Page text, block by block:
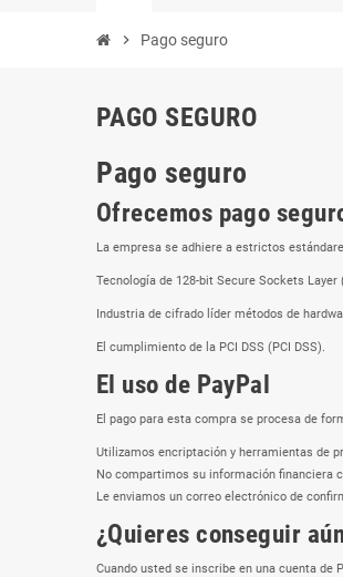
chevron_right Pago seguro
PAGO SEGURO
Pago seguro
Ofrecemos pago
La empresa se adhiere a estrictos
Tecnología de 128-bit Secure Sockets
Industria de cifrado líder métodos de
El cumplimiento de la PCI DSS (PCI DSS).
El uso de PayPal
El pago para esta compra se procesa de
Utilizamos encriptación y herramientas de
No compartimos su información financiera
Le enviamos un correo electrónico de
¿Quieres conseguir
Cuando usted se inscribe en una cuenta